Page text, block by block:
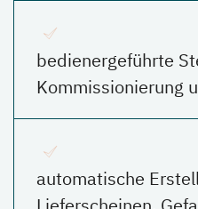
bedienergeführte
Kommissionierung
automatische